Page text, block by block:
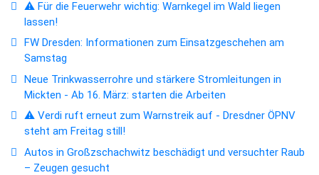
⚠️ Für die Feuerwehr wichtig: Warnkegel im Wald liegen
lassen!
FW Dresden: Informationen zum Einsatzgeschehen am
Samstag
Neue Trinkwasserrohre und stärkere Stromleitungen in
Mickten - Ab 16. März: starten die Arbeiten
⚠️ Verdi ruft erneut zum Warnstreik auf - Dresdner ÖPNV
steht am Freitag still!
Autos in Großzschachwitz beschädigt und versuchter Raub
– Zeugen gesucht